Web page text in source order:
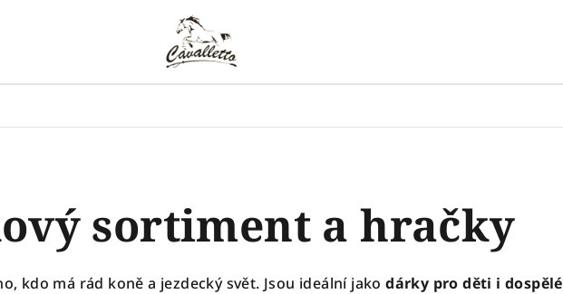
sortiment a hračky
kdo má rád koně a jezdecký svět. Jsou ideální jakodárky pro děti i dospělé